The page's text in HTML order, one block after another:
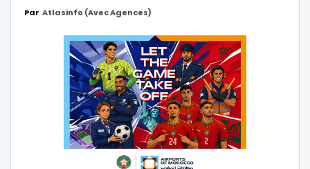
Par Atlasinfo (avec Agences)